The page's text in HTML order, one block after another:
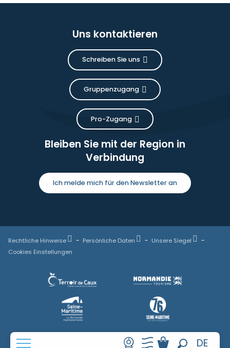
DE
FR
Uns kontaktieren
Schreiben Sie uns
Gruppenzugang
Pro-Zugang
Bleiben Sie mit der Region in
Verbindung
Ich melde mich für den Newsletter an
Rechtliche Hinweise Persönliche Daten
Unsere Siegel
Cookies Einstellungen